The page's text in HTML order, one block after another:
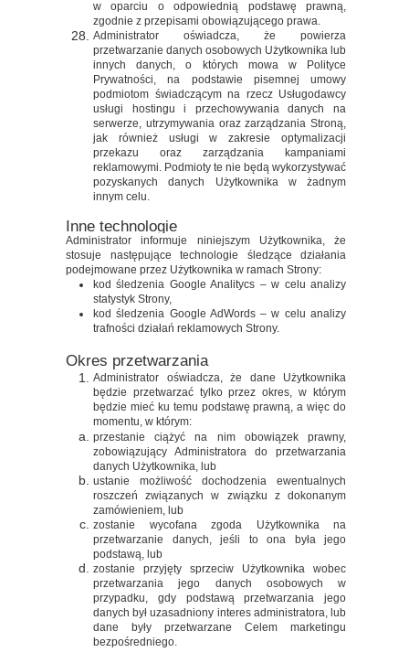
w oparciu o odpowiednią podstawę prawną,
zgodnie z przepisami obowiązującego prawa.
Administrator oświadcza, że powierza
przetwarzanie danych osobowych Użytkownika lub
innych danych, o których mowa w Polityce
Prywatności, na podstawie pisemnej umowy
podmiotom świadczącym na rzecz Usługodawcy
usługi hostingu i przechowywania danych na
serwerze, utrzymywania oraz zarządzania Stroną,
jak również usługi w zakresie optymalizacji
przekazu oraz zarządzania kampaniami
reklamowymi. Podmioty te nie będą wykorzystywać
pozyskanych danych Użytkownika w żadnym
innym celu.
Inne technologie
Administrator informuje niniejszym Użytkownika, że
stosuje następujące technologie śledzące działania
podejmowane przez Użytkownika w ramach Strony:
kod śledzenia Google Analitycs – w celu analizy
statystyk Strony,
kod śledzenia Google AdWords – w celu analizy
trafności działań reklamowych Strony.
Okres przetwarzania
Administrator oświadcza, że dane Użytkownika
będzie przetwarzać tylko przez okres, w którym
będzie mieć ku temu podstawę prawną, a więc do
momentu, w którym:
przestanie ciążyć na nim obowiązek prawny,
zobowiązujący Administratora do przetwarzania
danych Użytkownika, lub
ustanie możliwość dochodzenia ewentualnych
roszczeń związanych w związku z dokonanym
zamówieniem, lub
zostanie wycofana zgoda Użytkownika na
przetwarzanie danych, jeśli to ona była jego
podstawą, lub
zostanie przyjęty sprzeciw Użytkownika wobec
przetwarzania jego danych osobowych w
przypadku, gdy podstawą przetwarzania jego
danych był uzasadniony interes administratora, lub
dane były przetwarzane Celem marketingu
bezpośredniego.